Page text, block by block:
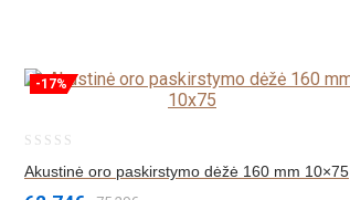
-17%
Akustinė oro paskirstymo dėžė 160 mm 10×75